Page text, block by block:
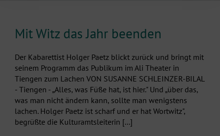
Mit Witz das Jahr beenden
Der Kabarettist Holger Paetz blickt zurück und bringt mit
seinem Programm das Publikum im Ali Theater in
Tiengen zum Lachen VON SUSANNE SCHLEINZER-BILAL
- Tiengen - „Alles, was Füße hat, ist hier." Und „über das,
was man nicht ändern kann, sollte man wenigstens
lachen. Holger Paetz ist scharf und er hat Wortwitz",
begrüßte die Kulturamtsleiterin [...]